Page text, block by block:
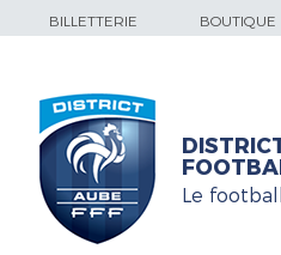
BILLETTERIE BOUTIQUE
Le